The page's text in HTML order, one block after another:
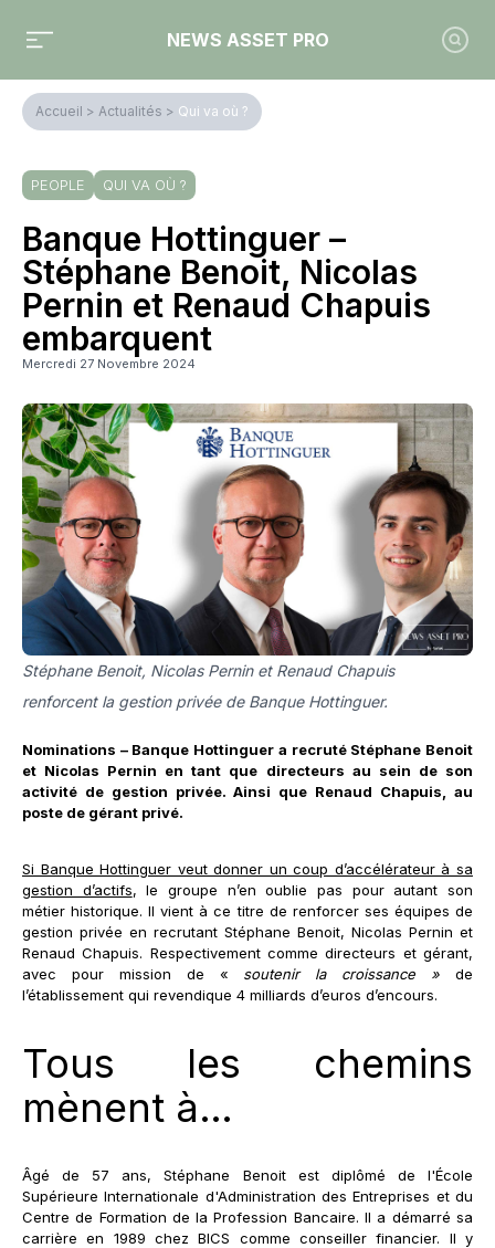
NEWS ASSET PRO
Accueil > Actualités > Qui va où ?
PEOPLE QUI VA OÙ ?
Banque Hottinguer –
Stéphane Benoit, Nicolas
Pernin et Renaud Chapuis
embarquent
Mercredi 27 Novembre 2024
Stéphane Benoit, Nicolas Pernin et Renaud Chapuis
renforcent la gestion privée de Banque Hottinguer.
Nominations – Banque Hottinguer a recruté Stéphane Benoit
et Nicolas Pernin en tant que directeurs au sein de son
activité de gestion privée. Ainsi que Renaud Chapuis, au
poste de gérant privé.
Si Banque Hottinguer veut donner un coup d’accélérateur à sa
gestion d’actifs, le groupe n’en oublie pas pour autant son
métier historique. Il vient à ce titre de renforcer ses équipes de
gestion privée en recrutant Stéphane Benoit, Nicolas Pernin et
Renaud Chapuis. Respectivement comme directeurs et gérant,
avec pour mission de « soutenir la croissance » de
l’établissement qui revendique 4 milliards d’euros d’encours.
Tous les chemins
mènent à…
Âgé de 57 ans, Stéphane Benoit est diplômé de l'École
Supérieure Internationale d'Administration des Entreprises et du
Centre de Formation de la Profession Bancaire. Il a démarré sa
carrière en 1989 chez BICS comme conseiller financier. Il y